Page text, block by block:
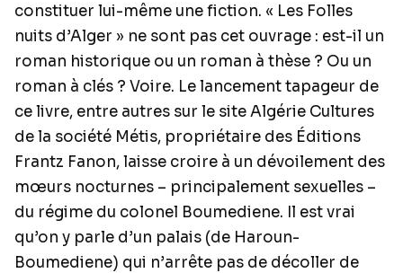
constituer lui-même une fiction. « Les Folles
nuits d’Alger » ne sont pas cet ouvrage : est-il un
roman historique ou un roman à thèse ? Ou un
roman à clés ? Voire. Le lancement tapageur de
ce livre, entre autres sur le site Algérie Cultures
de la société Métis, propriétaire des Éditions
Frantz Fanon, laisse croire à un dévoilement des
mœurs nocturnes – principalement sexuelles –
du régime du colonel Boumediene. Il est vrai
qu’on y parle d’un palais (de Haroun-
Boumediene) qui n’arrête pas de décoller de